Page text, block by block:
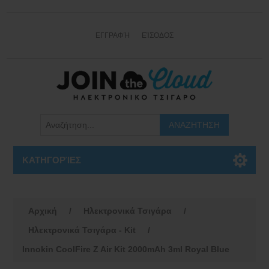
ΕΓΓΡΑΦΉ ΕΊΣΟΔΟΣ
ΚΑΤΗΓΟΡΊΕΣ
Αρχική / Ηλεκτρονικά Τσιγάρα
/
Hλεκτρονικά Τσιγάρα - Kit
/
Innokin CoolFire Z Air Kit 2000mAh 3ml Royal Blue